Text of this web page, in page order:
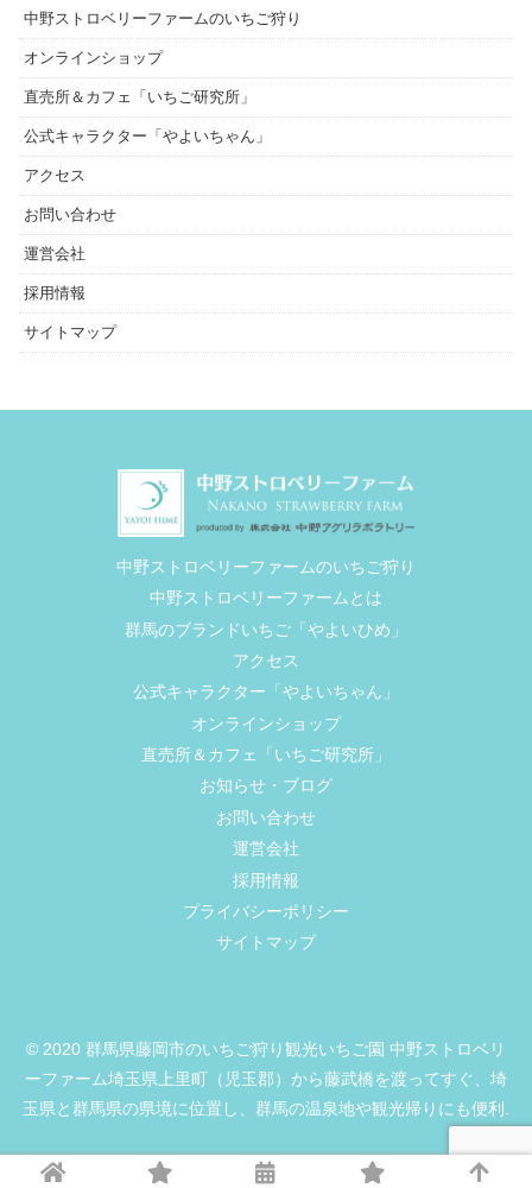
中野ストロベリーファームのいちご狩り
オンラインショップ
直売所＆カフェ「いちご研究所」
公式キャラクター「やよいちゃん」
アクセス
お問い合わせ
運営会社
採用情報
サイトマップ
中野ストロベリーファームのいちご狩り
中野ストロベリーファームとは
群馬のブランドいちご「やよいひめ」
アクセス
公式キャラクター「やよいちゃん」
オンラインショップ
直売所＆カフェ「いちご研究所」
お知らせ・ブログ
お問い合わせ
運営会社
採用情報
プライバシーポリシー
サイトマップ
© 2020 群馬県藤岡市のいちご狩り観光いちご園 中野ストロベリ
ーファーム埼玉県上里町（児玉郡）から藤武橋を渡ってすぐ、埼
玉県と群馬県の県境に位置し、群馬の温泉地や観光帰りにも便利.